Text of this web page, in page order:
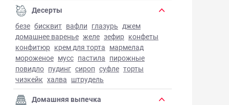
Десерты
безе бисквит вафли глазурь джем
домашнее варенье желе зефир конфеты
конфитюр крем для торта мармелад
мороженое мусс пастила пирожные
повидло пудинг сироп суфле торты
чизкейк халва штрудель
Домашняя выпечка